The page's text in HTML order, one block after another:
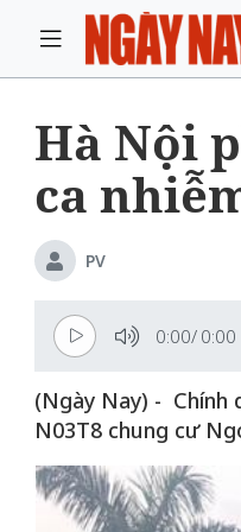
Hà Nội
ca
PV
0:00/ 0:00
(Ngày Nay) - Chính
N03T8 chung cư